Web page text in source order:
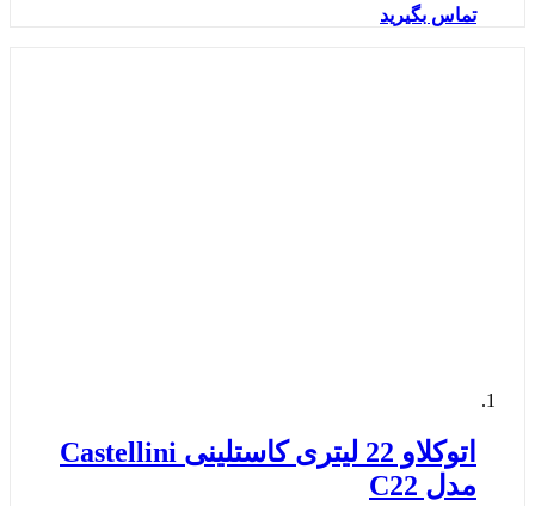
تماس بگیرید
اتوکلاو 22 لیتری کاستلینی Castellini
مدل C22